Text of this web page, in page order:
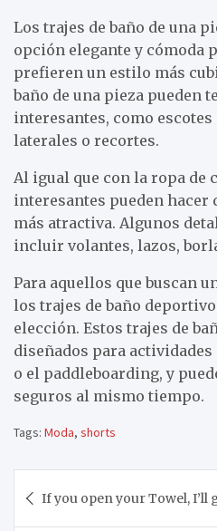
Los trajes de baño de una
opción elegante y cómoda
prefieren un estilo más
baño de una pieza pueden
interesantes, como
laterales o recortes.
Al igual que con la ropa de
interesantes pueden hacer
más atractiva. Algunos
incluir volantes, lazos,
Para aquellos que buscan
los trajes de baño
elección. Estos trajes de
diseñados para
o el paddleboarding, y
seguros al mismo tiempo.
Tags: Moda, shorts
de If you open your Towel, I’ll